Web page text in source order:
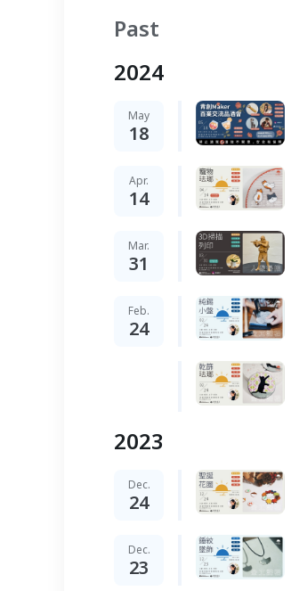
Past
2024
May
18
Apr.
14
Mar.
31
Feb.
24
2023
Dec.
24
Dec.
23